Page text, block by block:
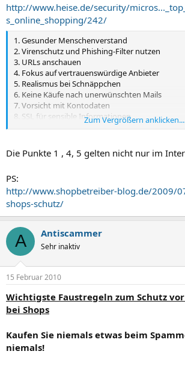
http://www.heise.de/security/
s_online_shopping/242/
1. Gesunder Menschenverstand
2. Virenschutz und Phishing-Filter nutzen
3. URLs anschauen
4. Fokus auf vertrauenswürdige Anbieter
5. Realismus bei Schnäppchen
6. Keine Käufe nach unerwünschten Mails
7. Vorsicht mit Kontodaten
8. SSL für sensible Informationen
9. Vorsicht mit Kennwörtern
Zum Vergrößern
Die Punkte 1 , 4, 5 gelten nicht nur im
PS:
http://www.shopbetreiber-blog.de/2009/
shops-schutz/
A Antiscammer
Sehr inaktiv
15 Februar 2010
Wichtigste Faustregeln zum Schutz
bei Shops
Kaufen Sie niemals etwas beim
niemals!